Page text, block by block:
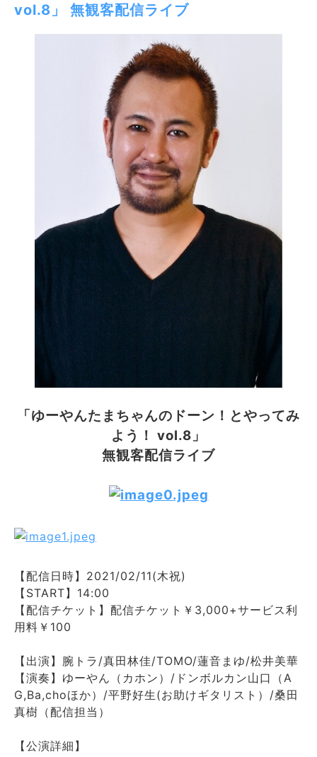
vol.8」 無観客配信ライブ
「ゆーやんたまちゃんのドーン！とやってみ
よう！ vol.8」
無観客配信ライブ
【配信日時】2021/02/11(木祝)
【START】14:00
【配信チケット】配信チケット￥3,000+サービス利
用料￥100
【出演】腕トラ/真田林佳/TOMO/蓮音まゆ/松井美華
【演奏】ゆーやん（カホン）/ドンボルカン山口（A
G,Ba,choほか）/平野好生(お助けギタリスト）/桑田
真樹（配信担当）
【公演詳細】